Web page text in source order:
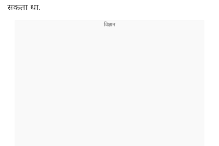
सकता था.